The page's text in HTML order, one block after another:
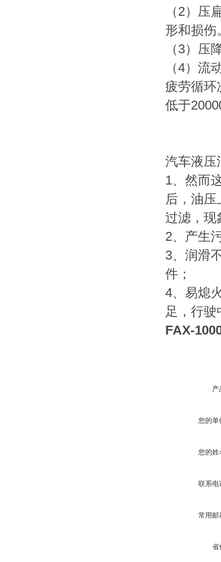
（2）压
形和损伤
（3）压
（4）流
疲劳循环
低于
汽车液压
1、然而
后，油
过滤，现
2、产生
3、润滑
件；
4、易熄
足，行
FAX-
产
您的单
您的姓
联系电
常用邮
省